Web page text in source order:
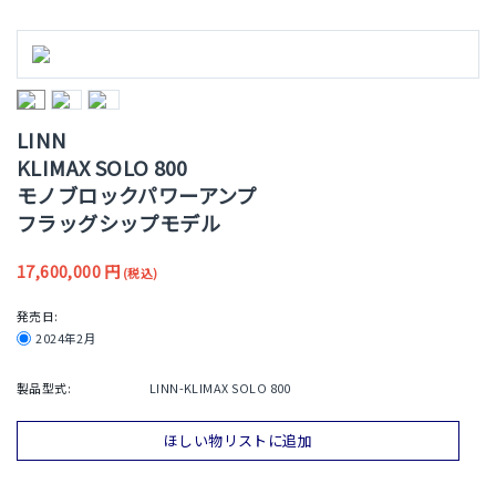
LINN
KLIMAX SOLO 800
モノブロックパワーアンプ
フラッグシップモデル
17,600,000円 (税込)
発売日:
2024年2月
製品型式: LINN-KLIMAX SOLO 800
ほしい物リストに追加